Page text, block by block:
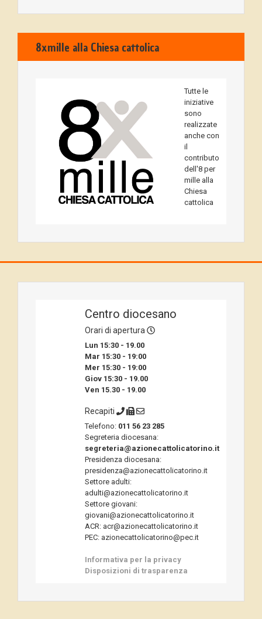
8xmille alla Chiesa cattolica
Tutte le
iniziative
sono
realizzate
anche con
il
contributo
dell'8 per
mille alla
Chiesa
cattolica
Centro diocesano
Orari di apertura
Lun 15:30 - 19.00
Mar 15:30 - 19:00
Mer 15:30 - 19:00
Giov 15:30 - 19.00
Ven 15.30 - 19.00
Recapiti
Telefono: 011 56 23 285
Segreteria diocesana:
segreteria@azionecattolicatorino.it
Presidenza diocesana:
presidenza@azionecattolicatorino.it
Settore adulti:
adulti@azionecattolicatorino.it
Settore giovani:
giovani@azionecattolicatorino.it
ACR: acr@azionecattolicatorino.it
PEC: azionecattolicatorino@pec.it
Informativa per la privacy
Disposizioni di trasparenza